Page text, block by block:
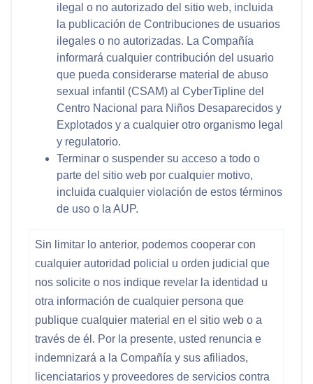
ilegal o no autorizado del sitio web, incluida
la publicación de Contribuciones de usuarios
ilegales o no autorizadas. La Compañía
informará cualquier contribución del usuario
que pueda considerarse material de abuso
sexual infantil (CSAM) al CyberTipline del
Centro Nacional para Niños Desaparecidos y
Explotados y a cualquier otro organismo legal
y regulatorio.
Terminar o suspender su acceso a todo o
parte del sitio web por cualquier motivo,
incluida cualquier violación de estos términos
de uso o la AUP.
Sin limitar lo anterior, podemos cooperar con
cualquier autoridad policial u orden judicial que
nos solicite o nos indique revelar la identidad u
otra información de cualquier persona que
publique cualquier material en el sitio web o a
través de él. Por la presente, usted renuncia e
indemnizará a la Compañía y sus afiliados,
licenciatarios y proveedores de servicios contra